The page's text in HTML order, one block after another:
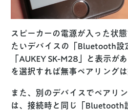
スピーカーの電源が入った状
たいデバイスの「Bluetooth設
「AUKEY SK-M28」と表示が
を選択すれば無事ペアリングは
また、別のデバイスでペアリ
は、接続時と同じ「Bluetooth